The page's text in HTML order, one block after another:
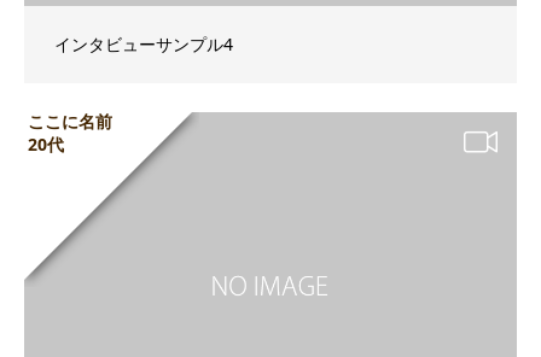
インタビューサンプル4
ここに名前
20代